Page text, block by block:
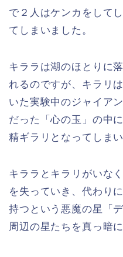
で２人はケンカをして
てしまいました。
キララは湖のほとりに
れるのですが、キラリ
いた実験中のジャイア
だった「心の玉」の中
精ギラリとなってしまい
キララとキラリがいな
を失っていき、代わり
持つという悪魔の星「
周辺の星たちを真っ暗